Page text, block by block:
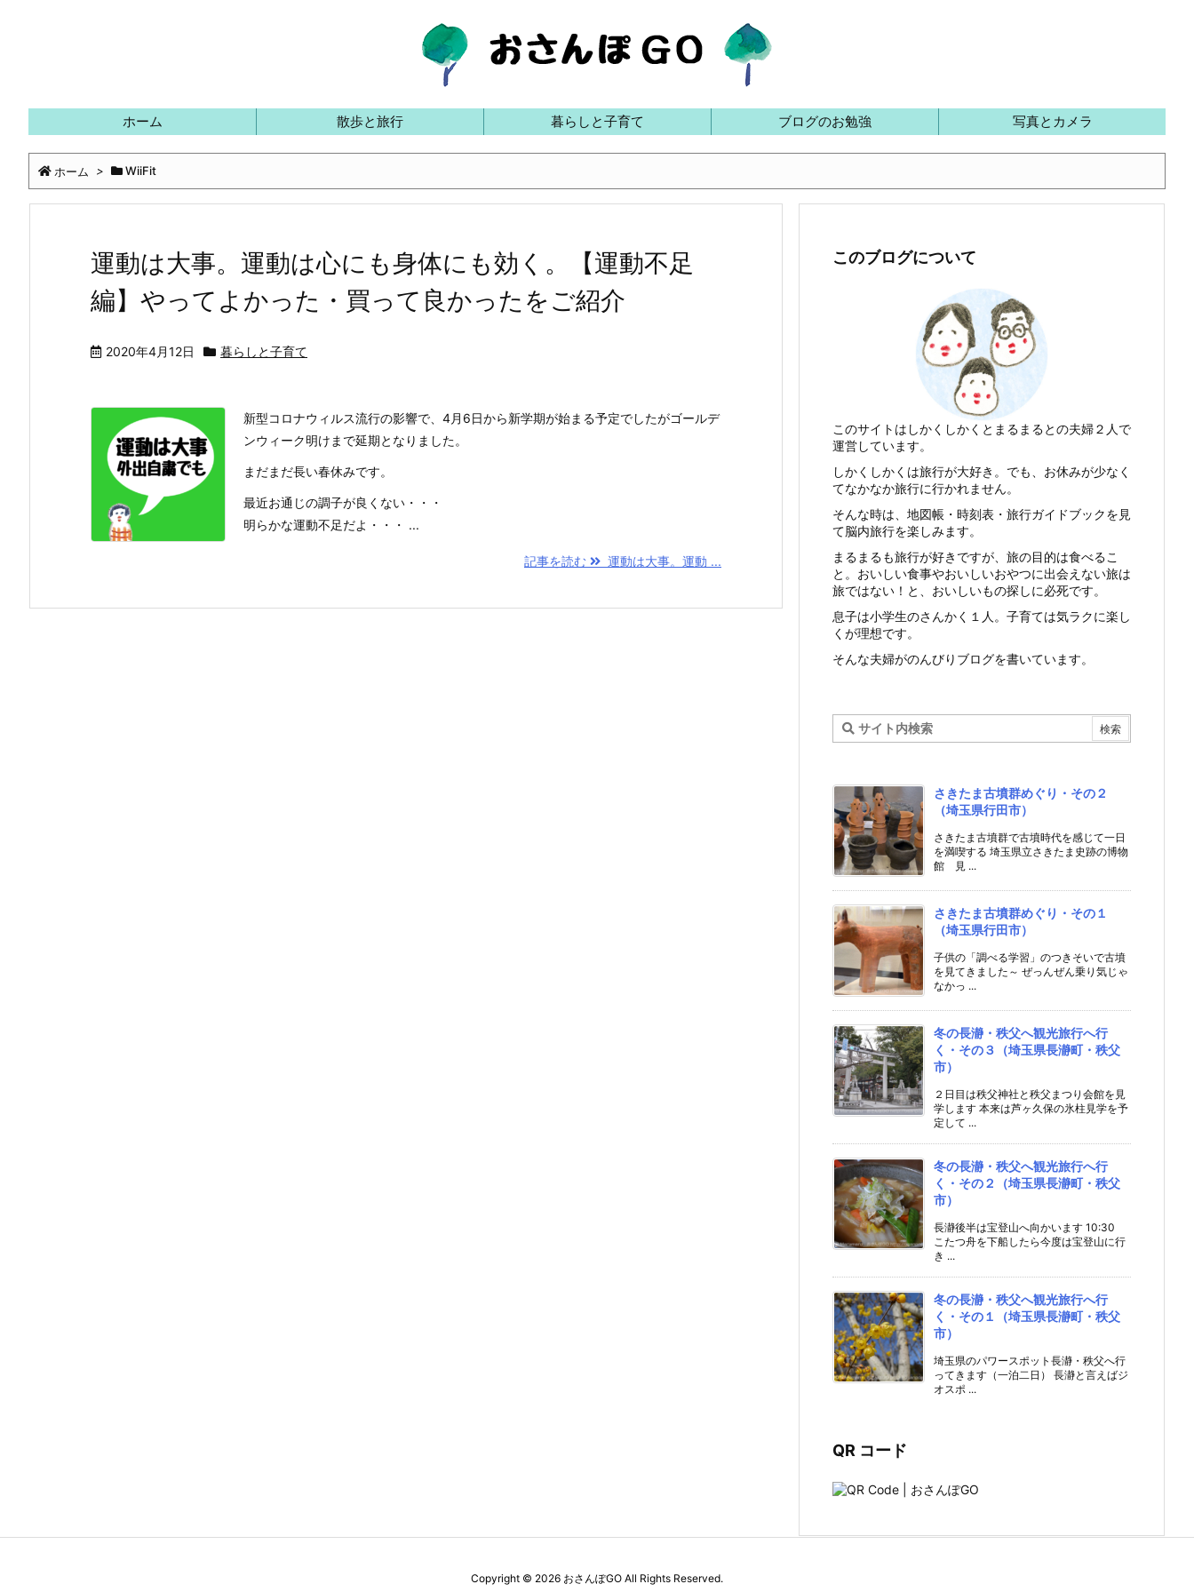
ホーム 散歩と旅行 暮らしと子育て ブログのお勉強 写真とカメラ
ホーム > WiiFit
運動は大事。運動は心にも身体にも効く。【運動不足
編】やってよかった・買って良かったをご紹介
2020年4月12日 暮らしと子育て
新型コロナウィルス流行の影響で、4月6日から新学期が始まる予定でしたがゴールデ
ンウィーク明けまで延期となりました。
まだまだ長い春休みです。
最近お通じの調子が良くない・・・
明らかな運動不足だよ・・・ ...
記事を読む 運動は大事。運動 ...
このブログについて
このサイトはしかくしかくとまるまるとの夫婦２人で
運営しています。
しかくしかくは旅行が大好き。でも、お休みが少なく
てなかなか旅行に行かれません。
そんな時は、地図帳・時刻表・旅行ガイドブックを見
て脳内旅行を楽しみます。
まるまるも旅行が好きですが、旅の目的は食べるこ
と。おいしい食事やおいしいおやつに出会えない旅は
旅ではない！と、おいしいもの探しに必死です。
息子は小学生のさんかく１人。子育ては気ラクに楽し
くが理想です。
そんな夫婦がのんびりブログを書いています。
さきたま古墳群めぐり・その２
（埼玉県行田市）
さきたま古墳群で古墳時代を感じて一日
を満喫する 埼玉県立さきたま史跡の博物
館 見 ...
さきたま古墳群めぐり・その１
（埼玉県行田市）
子供の「調べる学習」のつきそいで古墳
を見てきました～ ぜっんぜん乗り気じゃ
なかっ ...
冬の長瀞・秩父へ観光旅行へ行
く・その３（埼玉県長瀞町・秩父
市）
２日目は秩父神社と秩父まつり会館を見
学します 本来は芦ヶ久保の氷柱見学を予
定して ...
冬の長瀞・秩父へ観光旅行へ行
く・その２（埼玉県長瀞町・秩父
市）
長瀞後半は宝登山へ向かいます 10:30
こたつ舟を下船したら今度は宝登山に行
き ...
冬の長瀞・秩父へ観光旅行へ行
く・その１（埼玉県長瀞町・秩父
市）
埼玉県のパワースポット長瀞・秩父へ行
ってきます（一泊二日） 長瀞と言えばジ
オスポ ...
QR コード
Copyright © 2026 おさんぽGO All Rights Reserved.